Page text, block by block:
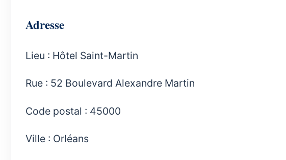
Adresse
Lieu : Hôtel Saint-Martin
Rue : 52 Boulevard Alexandre Martin
Code postal : 45000
Ville : Orléans